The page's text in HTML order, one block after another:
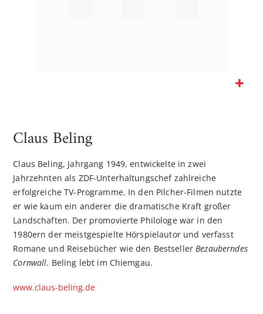
Bildgalerie
Claus Beling
Claus Beling, Jahrgang 1949, entwickelte in zwei
Jahrzehnten als ZDF-Unterhaltungschef zahlreiche
erfolgreiche TV-Programme. In den Pilcher-Filmen nutzte
er wie kaum ein anderer die dramatische Kraft großer
Landschaften. Der promovierte Philologe war in den
1980ern der meistgespielte Hörspielautor und verfasst
Romane und Reisebücher wie den Bestseller Bezauberndes
Cornwall. Beling lebt im Chiemgau.
www.claus-beling.de